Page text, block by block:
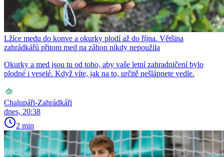
Lžíce medu do konve a okurky plodí až do října. Většina
zahrádkářů přitom med na záhon nikdy nepoužila
Okurky a med jsou tu od toho, aby vaše letní zahradničení bylo
plodné i veselé. Když víte, jak na to, určitě nešlápnete vedle.
Chalupáři-Zahrádkáři
dnes, 20:38
2 min